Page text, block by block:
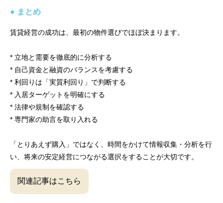
● まとめ
賃貸経営の成功は、最初の物件選びでほぼ決まります。
* 立地と需要を徹底的に分析する
* 自己資金と融資のバランスを考慮する
* 利回りは「実質利回り」で判断する
* 入居ターゲットを明確にする
* 法律や規制を確認する
* 専門家の助言を取り入れる
「とりあえず購入」ではなく、時間をかけて情報収集・分析を行
い、将来の安定経営につながる選択をすることが大切です。
関連記事はこちら